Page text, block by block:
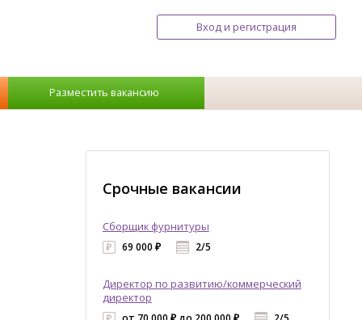
Вход и регистрация
Разместить вакансию
Срочные вакансии
Сборщик фурнитуры
69 000 ₽ 2/5
Директор по развитию/коммерческий
директор